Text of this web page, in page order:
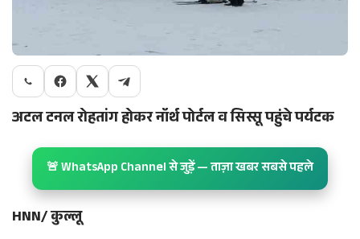
अटल टनल रोहतांग होकर नॉर्थ पोर्टल व सिस्सू पहुंचे पर्यटक
🚨 WhatsApp Channel से जुड़ें — ताज़ा खबर सबसे पहले
HNN/ कुल्लू